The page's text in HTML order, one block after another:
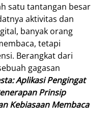
satu tantangan besar
aktivitas dan
banyak orang
tetapi
Berangkat dari
gagasan
Aplikasi Pengingat
Prinsip
Kebiasaan Membaca